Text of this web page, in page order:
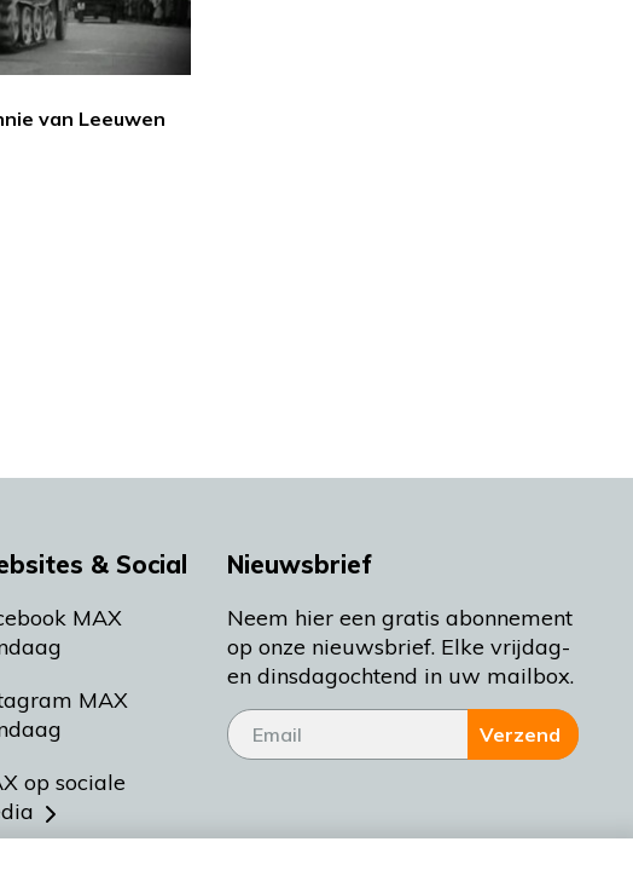
van Leeuwen
& Social
MAX
MAX
op sociale
Nieuwsbrief
Neem hier een gratis abonnement
op onze nieuwsbrief. Elke vrijdag-
en dinsdagochtend in uw mailbox.
Verzend